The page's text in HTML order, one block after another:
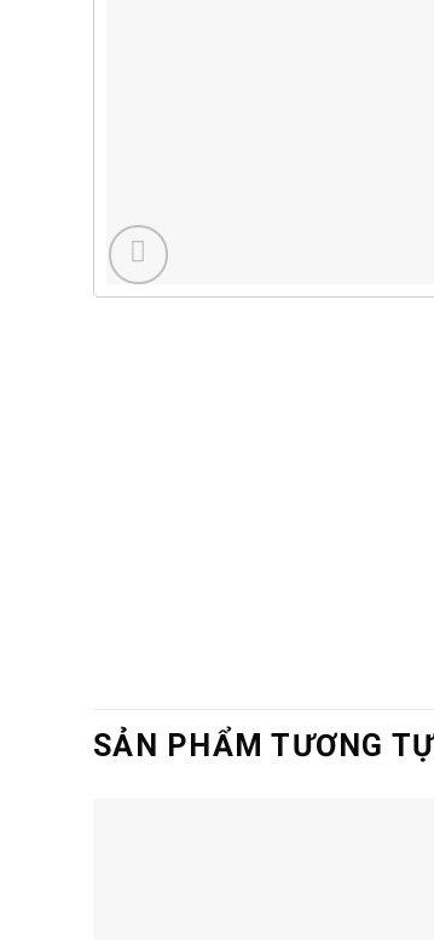
SẢN PHẨM TƯƠNG